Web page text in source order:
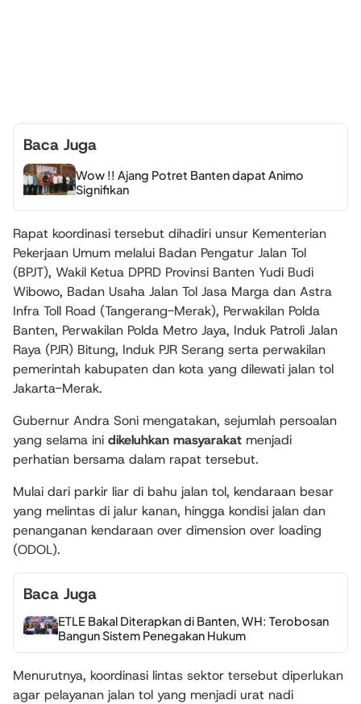
Baca Juga
Wow !! Ajang Potret Banten dapat Animo
Signifikan
Rapat koordinasi tersebut dihadiri unsur Kementerian
Pekerjaan Umum melalui Badan Pengatur Jalan Tol
(BPJT), Wakil Ketua DPRD Provinsi Banten Yudi Budi
Wibowo, Badan Usaha Jalan Tol Jasa Marga dan Astra
Infra Toll Road (Tangerang-Merak), Perwakilan Polda
Banten, Perwakilan Polda Metro Jaya, Induk Patroli Jalan
Raya (PJR) Bitung, Induk PJR Serang serta perwakilan
pemerintah kabupaten dan kota yang dilewati jalan tol
Jakarta-Merak.
Gubernur Andra Soni mengatakan, sejumlah persoalan
yang selama ini dikeluhkan masyarakat menjadi
perhatian bersama dalam rapat tersebut.
Mulai dari parkir liar di bahu jalan tol, kendaraan besar
yang melintas di jalur kanan, hingga kondisi jalan dan
penanganan kendaraan over dimension over loading
(ODOL).
Baca Juga
ETLE Bakal Diterapkan di Banten, WH: Terobosan
Bangun Sistem Penegakan Hukum
Menurutnya, koordinasi lintas sektor tersebut diperlukan
agar pelayanan jalan tol yang menjadi urat nadi